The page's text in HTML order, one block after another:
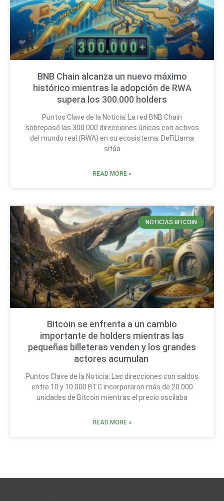
BNB Chain alcanza un nuevo máximo
histórico mientras la adopción de RWA
supera los 300.000 holders
Puntos Clave de la Noticia: La red BNB Chain
sobrepasó las 300.000 direcciones únicas con activos
del mundo real (RWA) en su ecosistema. DeFiLlama
sitúa
READ MORE »
NOTICIAS BITCOIN
Bitcoin se enfrenta a un cambio
importante de holders mientras las
pequeñas billeteras venden y los grandes
actores acumulan
Puntos Clave de la Noticia: Las direcciones con saldos
entre 10 y 10.000 BTC incorporaron más de 20.000
unidades de Bitcoin mientras el precio oscilaba
READ MORE »